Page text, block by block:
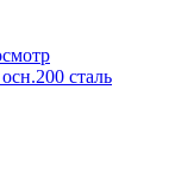
сталь